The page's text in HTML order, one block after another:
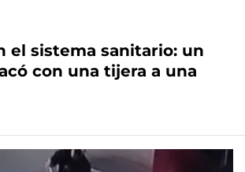
el sistema sanitario: un
con una tijera a una